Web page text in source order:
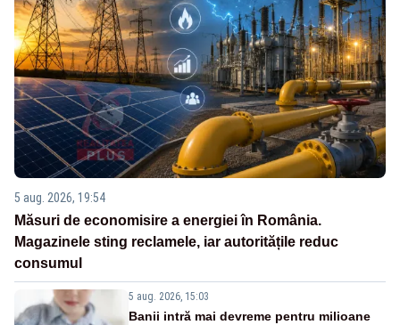
5 aug. 2026, 19:54
Măsuri de economisire a energiei în România.
Magazinele sting reclamele, iar autoritățile reduc
consumul
5 aug. 2026, 15:03
Banii intră mai devreme pentru milioane